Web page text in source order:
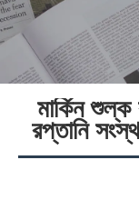
মার্কিন শুল্ক
রপ্তানি